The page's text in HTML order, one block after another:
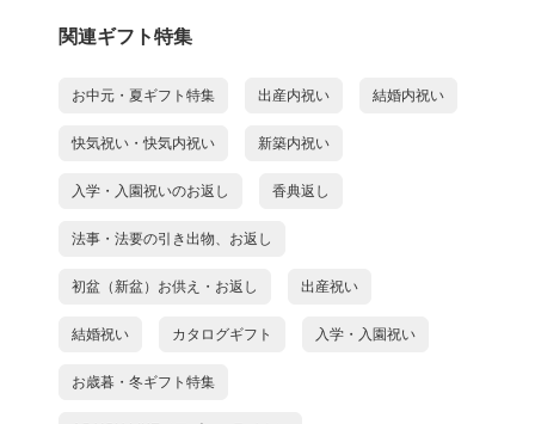
関連ギフト特集
お中元・夏ギフト特集 出産内祝い 結婚内祝い
快気祝い・快気内祝い 新築内祝い
入学・入園祝いのお返し 香典返し
法事・法要の引き出物、お返し
初盆（新盆）お供え・お返し 出産祝い
結婚祝い カタログギフト 入学・入園祝い
お歳暮・冬ギフト特集